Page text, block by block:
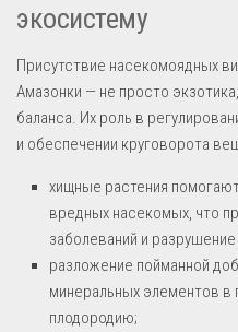
экосистему
Присутствие насекомоядных
Амазонки — не просто
баланса. Их роль в
и обеспечении круговорота
хищные растения
вредных насекомых, что
заболеваний и разрушение
разложение пойманной
минеральных элементов в
плодородию;